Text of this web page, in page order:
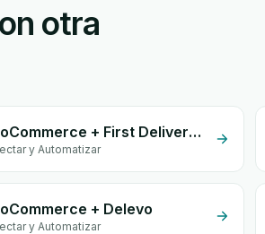
otra
WooCommerce + First Delivery Group
y Automatizar
+ Delevo
y Automatizar